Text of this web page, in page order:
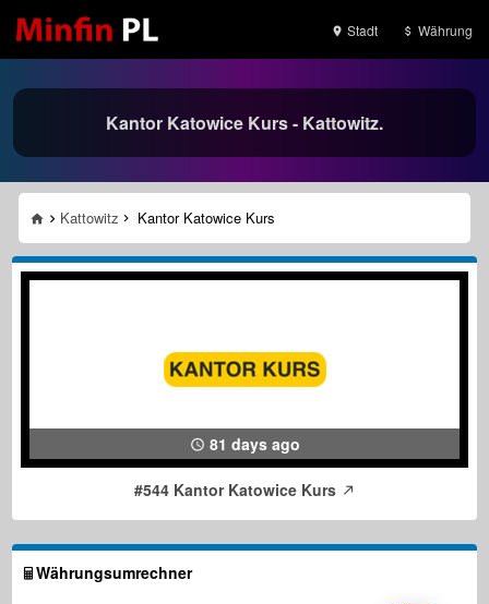
Stadt Währung
Kantor Katowice Kurs - Kattowitz.
Kattowitz Kantor Katowice Kurs
81 days ago
#544 Kantor Katowice Kurs
Währungsumrechner